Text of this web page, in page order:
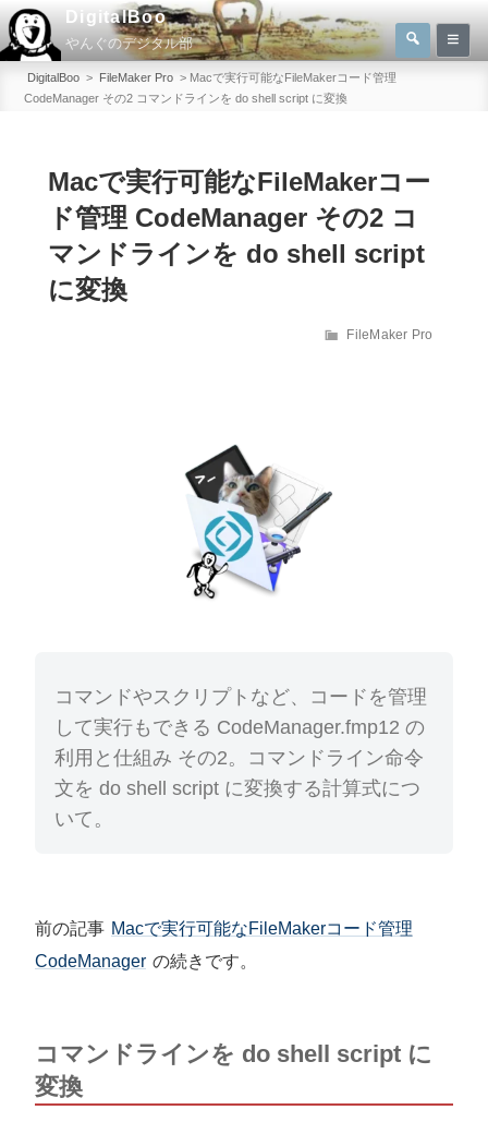
コ
ン
DigitalBoo
やんぐのデジタル部
検
検
索
DigitalBoo > FileMaker Pro > Macで実行可能なFileMakerコード管理
CodeManager その2 コマンドラインを do shell script に変換
Macで実行可能なFileMakerコー
ド管理 CodeManager その2 コ
マンドラインを do shell script
に変換
カ
FileMaker Pro
コマンドやスクリプトなど、コードを管理
して実行もできる CodeManager.fmp12 の
利用と仕組み その2。コマンドライン命令
文を do shell script に変換する計算式につ
いて。
前の記事 Macで実行可能なFileMakerコード管理
CodeManager の続きです。
コマンドラインを do shell script に
変換